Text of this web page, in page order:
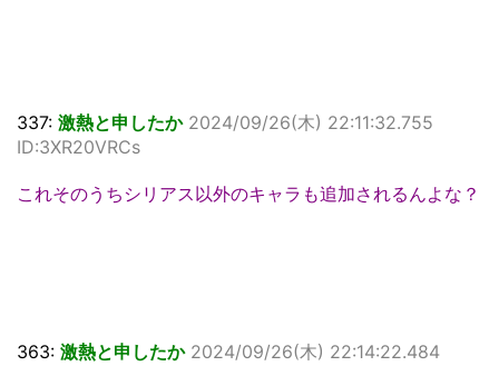
337: 激熱と申したか 2024/09/26(木) 22:11:32.755
ID:3XR20VRCs
これそのうちシリアス以外のキャラも追加されるんよな？
363: 激熱と申したか 2024/09/26(木) 22:14:22.484